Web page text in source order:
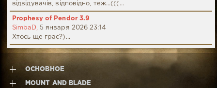
відвідувачів, відповідно, теж...(((...
Prophesy of Pendor 3.9
SimbaD,
5 января 2026 23:14
Хтось ще грає?)...
ОСНОВНОЕ
MOUNT AND BLADE